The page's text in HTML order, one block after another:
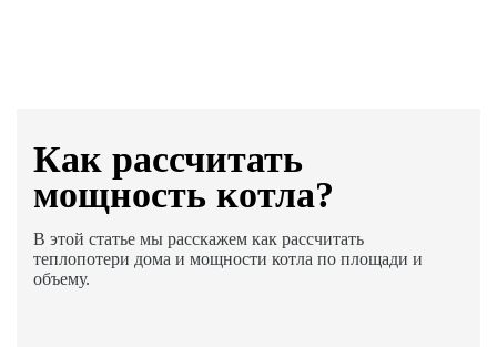
Как раcсчитать
мощность котла?
В этой статье мы расскажем как рассчитать
теплопотери дома и мощности котла по площади и
объему.